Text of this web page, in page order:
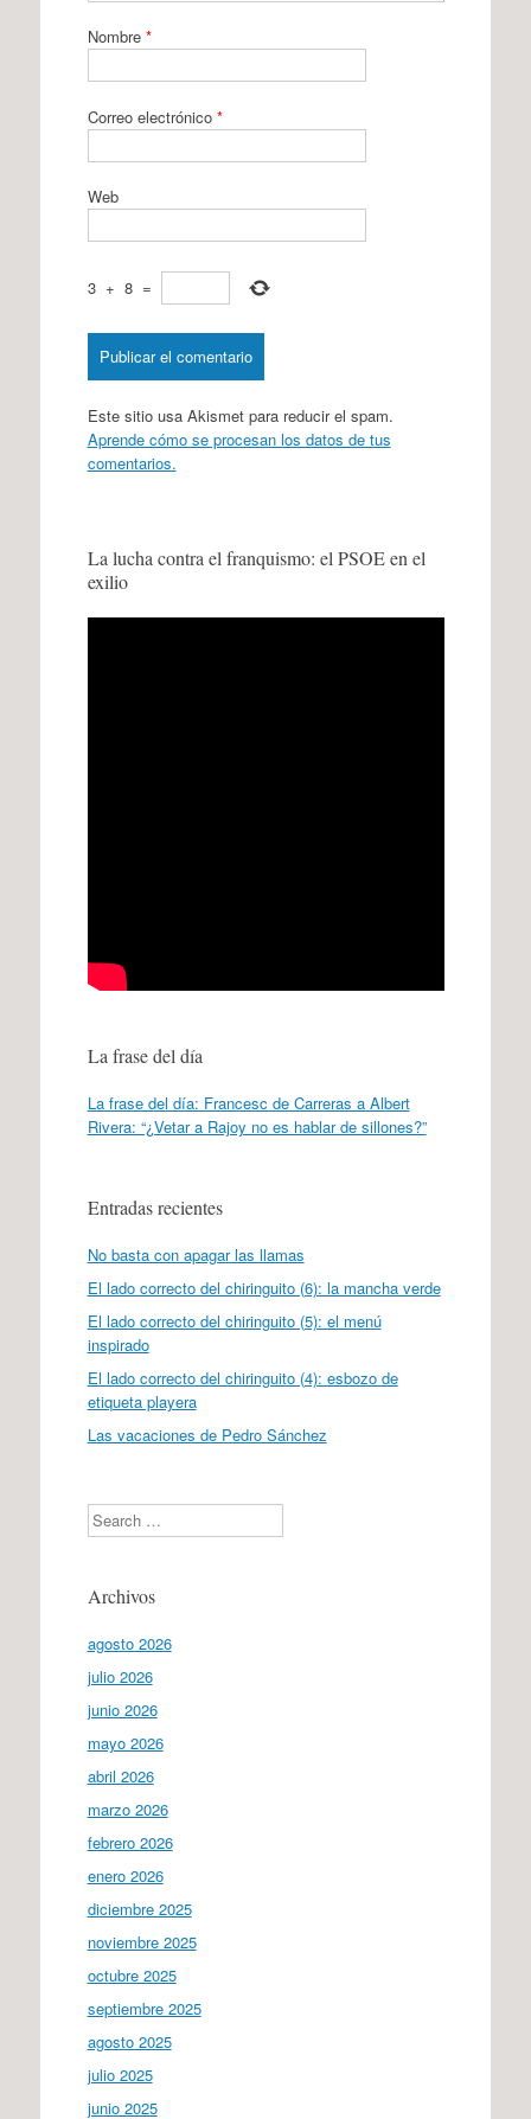
Nombre *
Correo electrónico *
Web
3 + 8 =
Este sitio usa Akismet para reducir el spam.
Aprende cómo se procesan los datos de tus
comentarios.
La lucha contra el franquismo: el PSOE en el
exilio
La frase del día
La frase del día: Francesc de Carreras a Albert
Rivera: “¿Vetar a Rajoy no es hablar de sillones?”
Entradas recientes
No basta con apagar las llamas
El lado correcto del chiringuito (6): la mancha verde
El lado correcto del chiringuito (5): el menú
inspirado
El lado correcto del chiringuito (4): esbozo de
etiqueta playera
Las vacaciones de Pedro Sánchez
Search
Archivos
agosto 2026
julio 2026
junio 2026
mayo 2026
abril 2026
marzo 2026
febrero 2026
enero 2026
diciembre 2025
noviembre 2025
octubre 2025
septiembre 2025
agosto 2025
julio 2025
junio 2025